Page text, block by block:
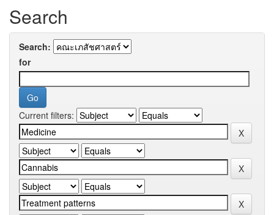
Search
Search:
for
Current filters: